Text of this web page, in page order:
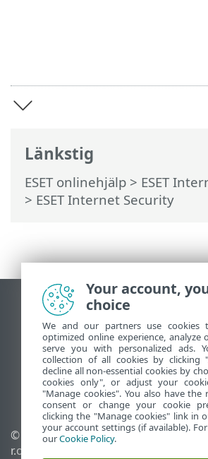
Länkstig
ESET onlinehjälp > ESET
> ESET Internet Security
Visa skrivbords-webbplats
End of Life
ESET kunskapsbas
ESET forum
ESET Status Portal
Regional support
© 1992 - 2026 ESET, spol. s
r.o. – med ensamrätt.
Your account,
choice
We and our partners use
optimized online experience, analyze
serve you with personalized ads.
collection of all cookies by clicking
decline all non-essential cookies by
cookies only", or adjust your
"Manage cookies". You also have
consent or change your cookie
clicking the "Manage cookies" link in
your account settings (if available).
ourCookie Policy.